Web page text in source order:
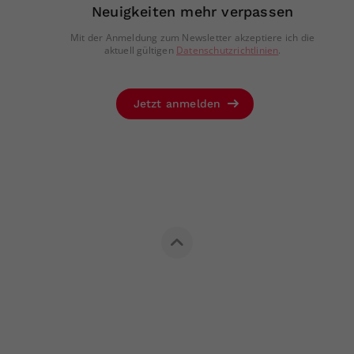
Neuigkeiten mehr verpassen
Mit der Anmeldung zum Newsletter akzeptiere ich die
aktuell gültigen Datenschutzrichtlinien.
Jetzt anmelden